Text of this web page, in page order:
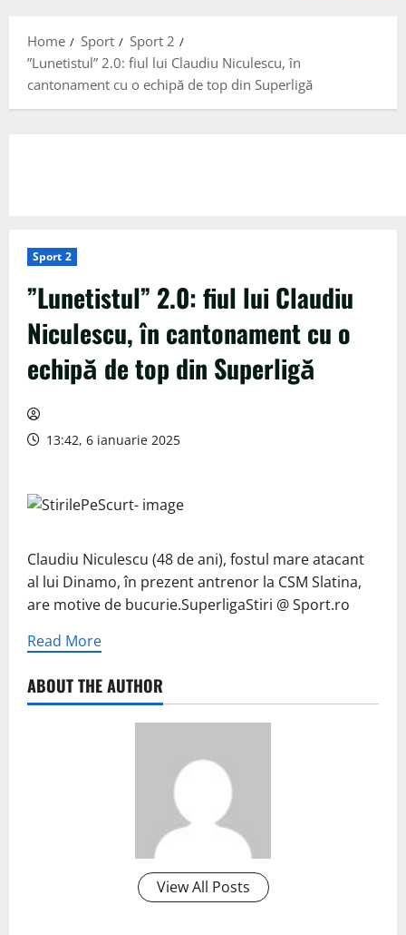
Home Sport
Sport 2
”Lunetistul” 2.0: fiul lui Claudiu Niculescu, în
cantonament cu o echipă de top din Superligă
Sport 2
”Lunetistul” 2.0: fiul lui Claudiu
Niculescu, în cantonament cu o
echipă de top din Superligă
13:42, 6 ianuarie 2025
Claudiu Niculescu (48 de ani), fostul mare atacant
al lui Dinamo, în prezent antrenor la CSM Slatina,
are motive de bucurie.SuperligaStiri @ Sport.ro
Read More
ABOUT THE AUTHOR
View All Posts